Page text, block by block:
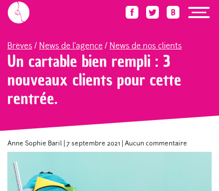
Brèves/ News de l'agence/ News de nos clients
Un cartable bien rempli : 3
nouveaux clients pour cette
rentrée.
Anne Sophie Baril 7 septembre 2021 Aucun commentaire